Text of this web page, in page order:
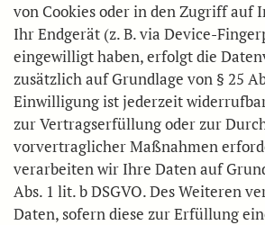
von Cookies oder in den Zugriff auf
Ihr Endgerät (z. B. via Device-
eingewilligt haben, erfolgt die
zusätzlich auf Grundlage von § 25
Einwilligung ist jederzeit
zur Vertragserfüllung oder zur
vorvertraglicher Maßnahmen
verarbeiten wir Ihre Daten auf
Abs. 1 lit. b DSGVO. Des Weiteren
Daten, sofern diese zur Erfüllung